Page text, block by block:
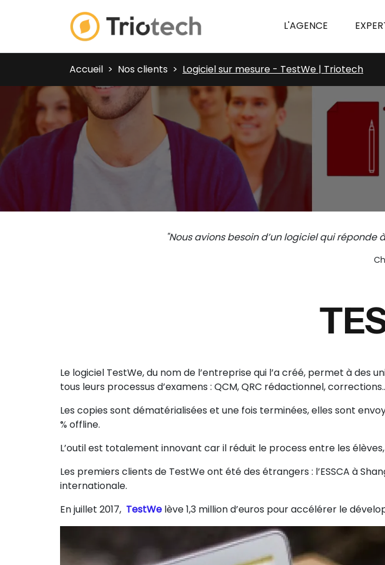
L'AGENCE
Accueil Nos clients Logiciel sur mesure - TestWe | Triotech
"Nous avions besoin d’un logiciel qui réponde
Le logiciel TestWe, du nom de l’entreprise qui l’a créé, permet à
tous leurs processus d’examens : QCM, QRC rédactionnel,
Les copies sont dématérialisées et une fois terminées, elles sont
% offline.
L’outil est totalement innovant car il réduit le process entre les
Les premiers clients de TestWe ont été des étrangers : l’ESSCA à
internationale.
En juillet 2017, TestWe lève 1,3 million d’euros pour accélérer le